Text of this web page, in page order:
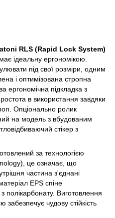
RLS (Rapid Lock System)
ідеальну ергономікою.
під свої розміри, одним
​​і оптимізована стропна
ергономічна підкладка з
в використання завдяки
Опціонально ролик
на модель з вбудованим
стікер з
за технологією
це означає, що
частина з'єднані
EPS спіне
полікарбонату. Виготовлення
забезпечує чудову стійкість